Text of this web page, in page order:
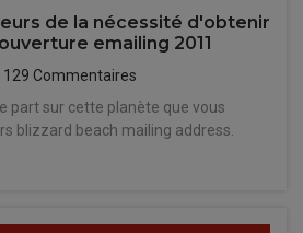
de la nécessité d'obtenir
emailing 2011
129 Commentaires
part sur cette planète que vous
blizzard beach mailing address.